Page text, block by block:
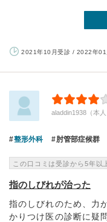
2021年10月受診 / 2022年01
aladdin1938（本
整形外科 肘管部症候群
この口コミは受診から5年以
指のしびれが治った
指のしびれのため、力
かりつけ医の診断に疑